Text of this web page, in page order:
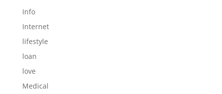
Info
Internet
lifestyle
loan
love
Medical